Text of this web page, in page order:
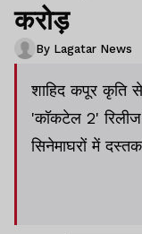
करोड़
By Lagatar News
शाहिद कपूर कृति
'कॉकटेल 2'
सिनेमाघरों में